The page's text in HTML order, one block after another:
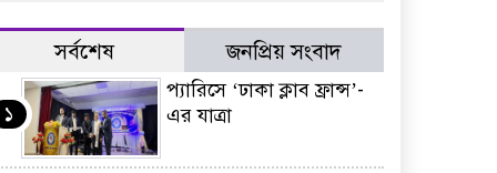
সর্বশেষ জনপ্রিয় সংবাদ
১
প্যারিসে ‘ঢাকা ক্লাব ফ্রান্স’-
এর যাত্রা